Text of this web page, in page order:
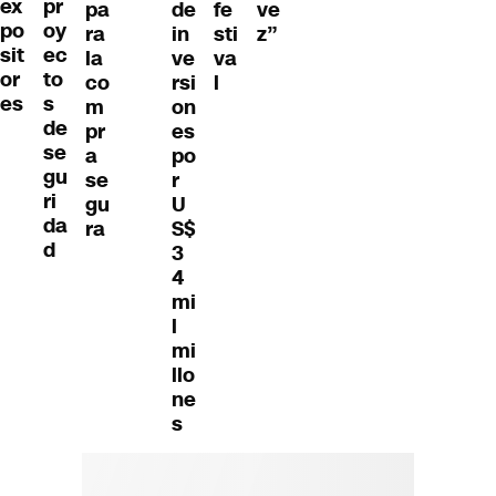
ex
po
sit
or
es
pr
oy
ec
to
s
de
se
gu
ri
da
d
pa
ra
la
co
m
pr
a
se
gu
ra
de
in
ve
rsi
on
es
po
r
U
S$
3
4
mi
l
mi
llo
ne
s
fe
sti
va
l
ve
z”